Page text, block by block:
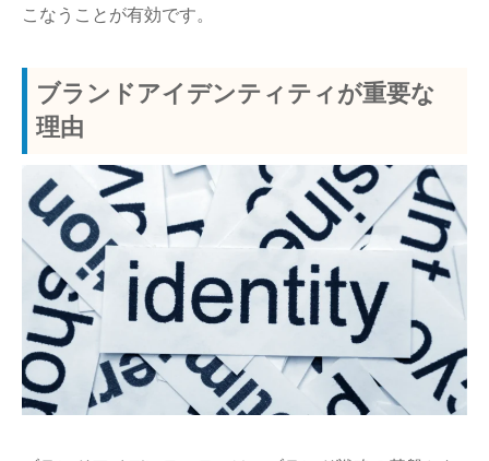
こなうことが有効です。
ブランドアイデンティティが重要な
理由